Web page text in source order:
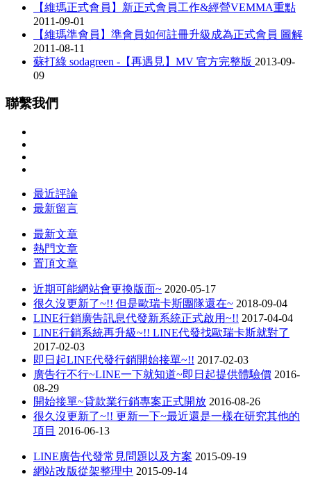
【維瑪正式會員】新正式會員工作&經營VEMMA重點
2011-09-01
【維瑪準會員】準會員如何註冊升級成為正式會員 圖解
2011-08-11
蘇打綠 sodagreen -【再遇見】MV 官方完整版 2013-09-
09
聯繫我們
最近評論
最新留言
最新文章
熱門文章
置頂文章
近期可能網站會更換版面~ 2020-05-17
很久沒更新了~!! 但是歐瑞卡斯團隊還在~ 2018-09-04
LINE行銷廣告訊息代發新系統正式啟用~!! 2017-04-04
LINE行銷系統再升級~!! LINE代發找歐瑞卡斯就對了
2017-02-03
即日起LINE代發行銷開始接單~!! 2017-02-03
廣告行不行~LINE一下就知道~即日起提供體驗價 2016-
08-29
開始接單~貸款業行銷專案正式開放 2016-08-26
很久沒更新了~!! 更新一下~最近還是一樣在研究其他的
項目 2016-06-13
LINE廣告代發常見問題以及方案 2015-09-19
網站改版從架整理中 2015-09-14